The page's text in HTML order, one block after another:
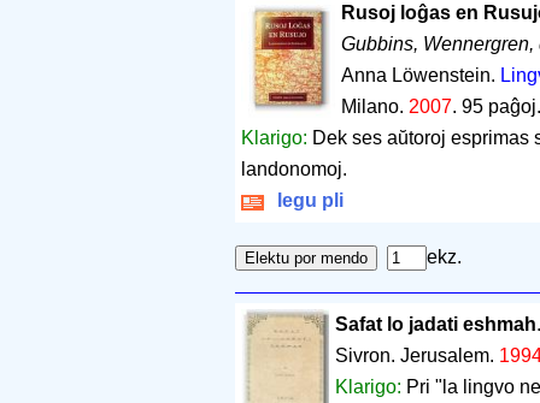
Rusoj loĝas en
Gubbins,
Anna Löwenstein.
Milano. 2007. 95 paĝoj
Klarigo: Dek ses aŭtoroj esprimas
landonomoj.
legu pli
ekz.
Safat lo jadati eshmah
Sivron. Jerusalem.
Klarigo: Pri "la lingvo